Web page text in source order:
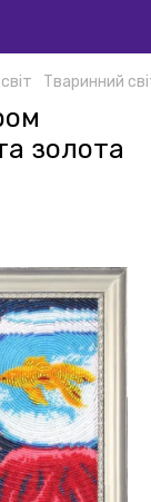
Тваринний
золота